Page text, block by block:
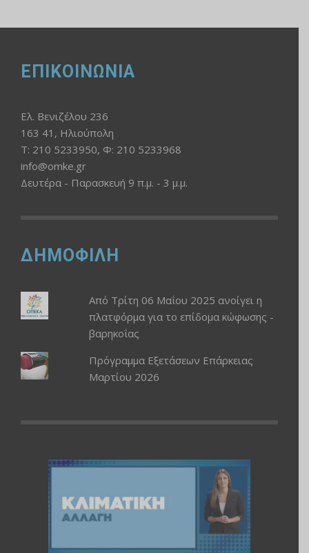
ΕΠΙΚΟΙΝΩΝΙΑ
Ελ. Βενιζέλου 236
163 41, Ηλιούπολη
Τ: 210 5233950, Φ: 210 5233968
info@omke.gr
Δευτέρα - Παρασκευή 9 π.μ. - 3 μ.μ.
ΔΗΜΟΦΙΛΗ
Από Τρίτη 06 Μαΐου 2025 ανοίγει η
πλατφόρμα για το επίδομα κώφωσης -
βαρηκοΐας
Πρόγραμμα Εξετάσεων Επάρκειας
Μαρτίου 2026